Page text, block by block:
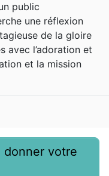
public
une réflexion
de la gloire
avec l’adoration et
et la mission